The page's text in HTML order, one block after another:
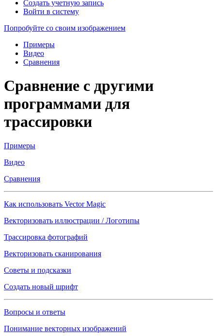
Создать учетную запись
Войти в систему
Попробуйте со своим изображением
Примеры
Видео
Сравнения
Сравнение с другими
программами для
трассировки
Примеры
Видео
Сравнения
Как использовать Vector Magic
Векторизовать иллюстрации / Логотипы
Трассировка фотографий
Векторизовать сканирования
Советы и подсказки
Создать новый шрифт
Вопросы и ответы
Понимание векторных изображений